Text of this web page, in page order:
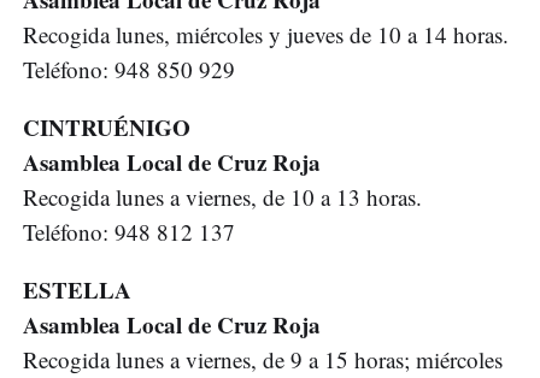
Recogida lunes, miércoles y jueves de 10 a 14 horas.
Teléfono: 948 850 929
CINTRUÉNIGO
Asamblea Local de Cruz Roja
Recogida lunes a viernes, de 10 a 13 horas.
Teléfono: 948 812 137
ESTELLA
Asamblea Local de Cruz Roja
Recogida lunes a viernes, de 9 a 15 horas; miércoles